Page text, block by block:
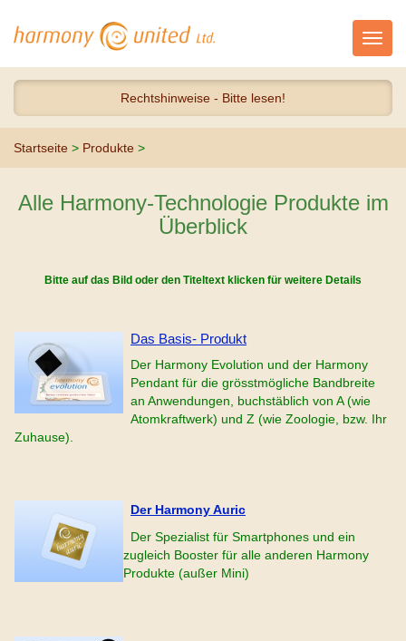
Rechtshinweise - Bitte lesen!
Startseite > Produkte >
Alle Harmony-Technologie Produkte im
Überblick
Bitte auf das Bild oder den Titeltext klicken für weitere Details
Das Basis- Produkt
Der Harmony Evolution und der Harmony
Pendant für die grösstmögliche Bandbreite
an Anwendungen, buchstäblich von A (wie
Atomkraftwerk) und Z (wie Zoologie, bzw. Ihr
Zuhause).
Der Harmony Auric
Der Spezialist für Smartphones und ein
zugleich Booster für alle anderen Harmony
Produkte (außer Mini)